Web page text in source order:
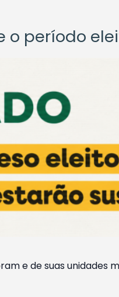
o período
e de suas unidades